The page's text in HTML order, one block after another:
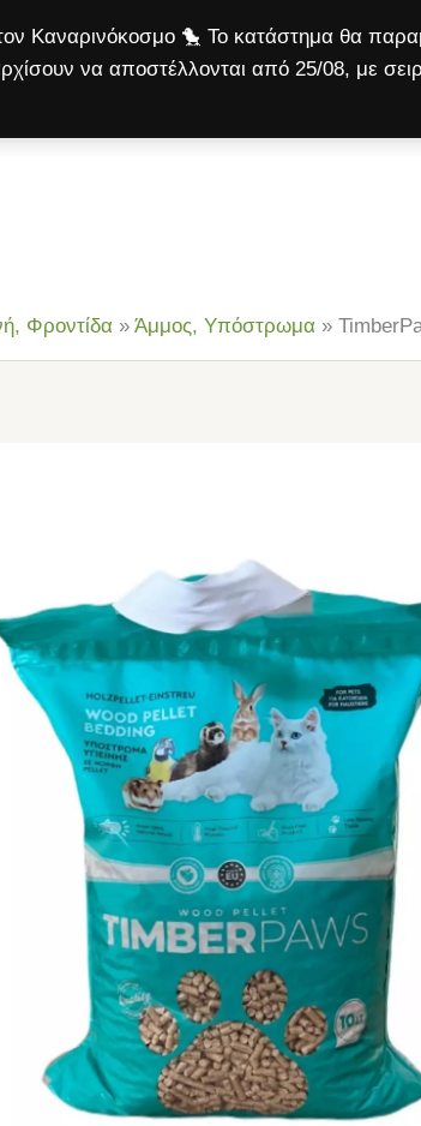
Καναρινόκοσμο 🐤 Το κατάστημα θα
να αποστέλλονται από 25/08, με
Φροντίδα » Άμμος, Υπόστρωμα »